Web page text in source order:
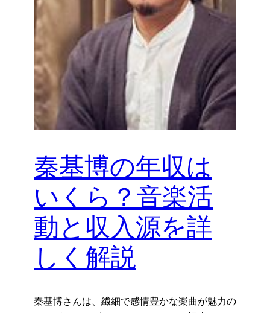
秦基博の年収は
いくら？音楽活
動と収入源を詳
しく解説
秦基博さんは、繊細で感情豊かな楽曲が魅力の